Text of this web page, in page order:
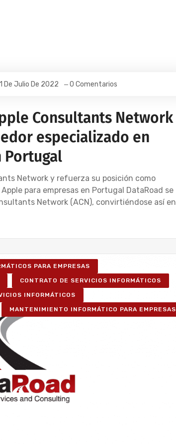
De Julio De 2022 0 Comentarios
Consultants Network
especializado en
Portugal
Network y refuerza su posición como
para empresas en Portugal DataRoad se
Network (ACN), convirtiéndose así en
PARA EMPRESAS
CONTRATO DE SERVICIOS INFORMÁTICOS
INFORMÁTICOS
MANTENIMIENTO INFORMÁTICO PARA EMPRESAS